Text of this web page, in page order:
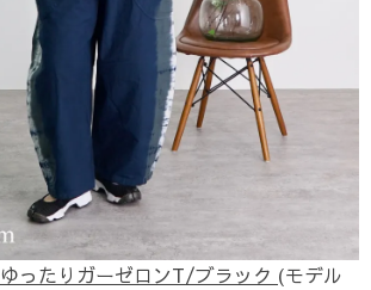
ったりガーゼロンT/ブラック (モデル